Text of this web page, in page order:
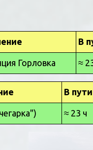
В
Горловка ≈
В пути
≈ 23 ч